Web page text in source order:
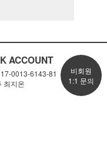
ACCOUNT
0013-6143-81
최지온
비회원
1:1 문의